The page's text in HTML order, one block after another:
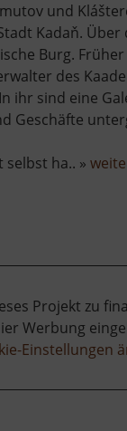
und
Kadaň. Über
Burg.
des
ihr sind eine
Geschäfte
selbst ha.. »
Projekt zu
Werbung
Einstellungen